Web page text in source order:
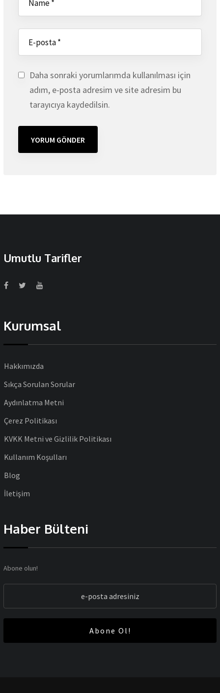
Daha sonraki yorumlarımda kullanılması için
adım, e-posta adresim ve site adresim bu
tarayıcıya kaydedilsin.
Umutlu Tarifler
Kurumsal
Hakkımızda
Sıkça Sorulan Sorular
Aydınlatma Metni
Çerez Politikası
KVKK Metni ve Gizlilik Politikası
Kullanım Koşulları
Blog
İletişim
Haber Bülteni
Abone olun!
Abone Ol!